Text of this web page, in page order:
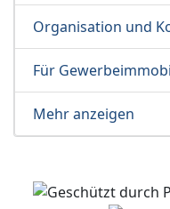
Organisation und
Für
Mehr anzeigen